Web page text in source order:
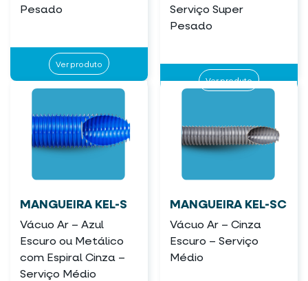
Pesado
Ver produto
Serviço Super
Pesado
Ver produto
MANGUEIRA KEL-S
Vácuo Ar – Azul
Escuro ou Metálico
com Espiral Cinza –
Serviço Médio
MANGUEIRA KEL-SC
Vácuo Ar – Cinza
Escuro – Serviço
Médio